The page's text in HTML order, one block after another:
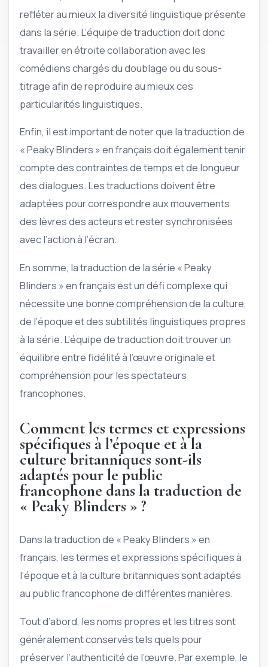
refléter au mieux la diversité linguistique présente
dans la série. L’équipe de traduction doit donc
travailler en étroite collaboration avec les
comédiens chargés du doublage ou du sous-
titrage afin de reproduire au mieux ces
particularités linguistiques.
Enfin, il est important de noter que la traduction de
« Peaky Blinders » en français doit également tenir
compte des contraintes de temps et de longueur
des dialogues. Les traductions doivent être
adaptées pour correspondre aux mouvements
des lèvres des acteurs et rester synchronisées
avec l’action à l’écran.
En somme, la traduction de la série « Peaky
Blinders » en français est un défi complexe qui
nécessite une bonne compréhension de la culture,
de l’époque et des subtilités linguistiques propres
à la série. L’équipe de traduction doit trouver un
équilibre entre fidélité à l’œuvre originale et
compréhension pour les spectateurs
francophones.
Comment les termes et expressions
spécifiques à l’époque et à la
culture britanniques sont-ils
adaptés pour le public
francophone dans la traduction de
« Peaky Blinders » ?
Dans la traduction de « Peaky Blinders » en
français, les termes et expressions spécifiques à
l’époque et à la culture britanniques sont adaptés
au public francophone de différentes manières.
Tout d’abord, les noms propres et les titres sont
généralement conservés tels quels pour
préserver l’authenticité de l’œuvre. Par exemple, le